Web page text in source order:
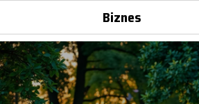
Biznes